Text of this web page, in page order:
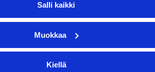
Salli kaikki
Muokkaa
Kiellä